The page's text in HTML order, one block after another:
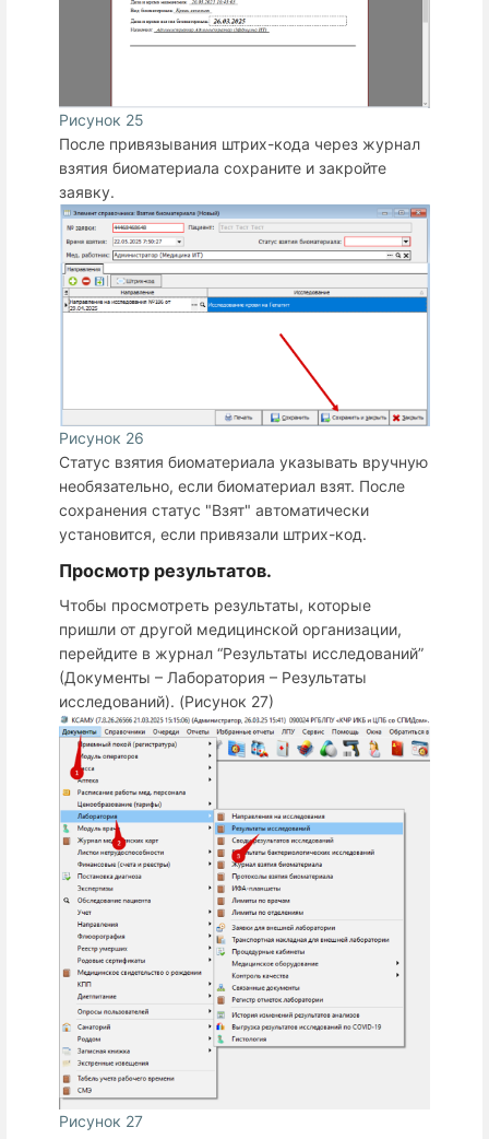
Рисунок 25
После привязывания штрих-кода через журнал
взятия биоматериала сохраните и закройте
заявку.
Рисунок 26
Статус взятия биоматериала указывать вручную
необязательно, если биоматериал взят. После
сохранения статус "Взят" автоматически
установится, если привязали штрих-код.
Просмотр результатов.
Чтобы просмотреть результаты, которые
пришли от другой медицинской организации,
перейдите в журнал “Результаты исследований”
(Документы – Лаборатория – Результаты
исследований). (Рисунок 27)
Рисунок 27